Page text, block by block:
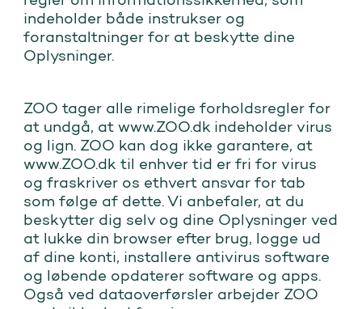
indeholder både instrukser og
foranstaltninger for at beskytte dine
Oplysninger.
ZOO tager alle rimelige forholdsregler for
at undgå, at www.ZOO.dk indeholder virus
og lign. ZOO kan dog ikke garantere, at
www.ZOO.dk til enhver tid er fri for virus
og fraskriver os ethvert ansvar for tab
som følge af dette. Vi anbefaler, at du
beskytter dig selv og dine Oplysninger ved
at lukke din browser efter brug, logge ud
af dine konti, installere antivirus software
og løbende opdaterer software og apps.
Også ved dataoverførsler arbejder ZOO